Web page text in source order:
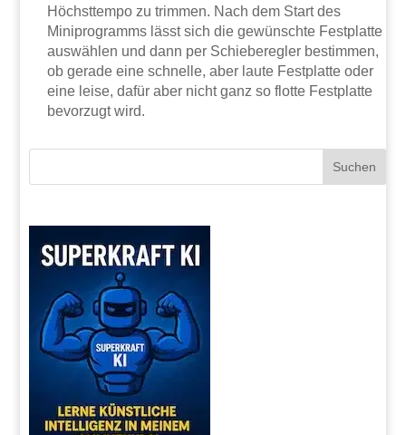
Höchsttempo zu trimmen. Nach dem Start des
Miniprogramms lässt sich die gewünschte Festplatte
auswählen und dann per Schieberegler bestimmen,
ob gerade eine schnelle, aber laute Festplatte oder
eine leise, dafür aber nicht ganz so flotte Festplatte
bevorzugt wird.